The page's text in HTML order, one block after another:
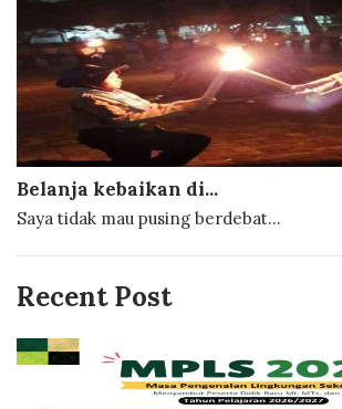
Belanja kebaikan di...
Saya tidak mau pusing berdebat...
Recent Post